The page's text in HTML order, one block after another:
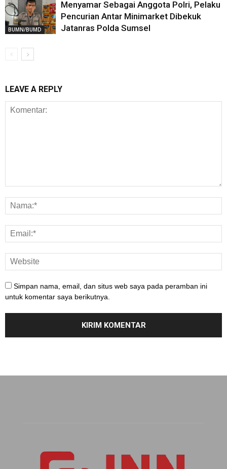
BUMN/BUMD
Menyamar Sebagai Anggota Polri, Pelaku
Pencurian Antar Minimarket Dibekuk
Jatanras Polda Sumsel
LEAVE A REPLY
Simpan nama, email, dan situs web saya pada peramban ini
untuk komentar saya berikutnya.